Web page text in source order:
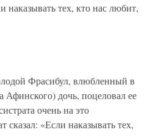
наказывать тех, кто нас любит,
Фрасибул, влюбленный в
Афинского) дочь, поцеловал ее
очень на это
сказал: «Если наказывать тех,